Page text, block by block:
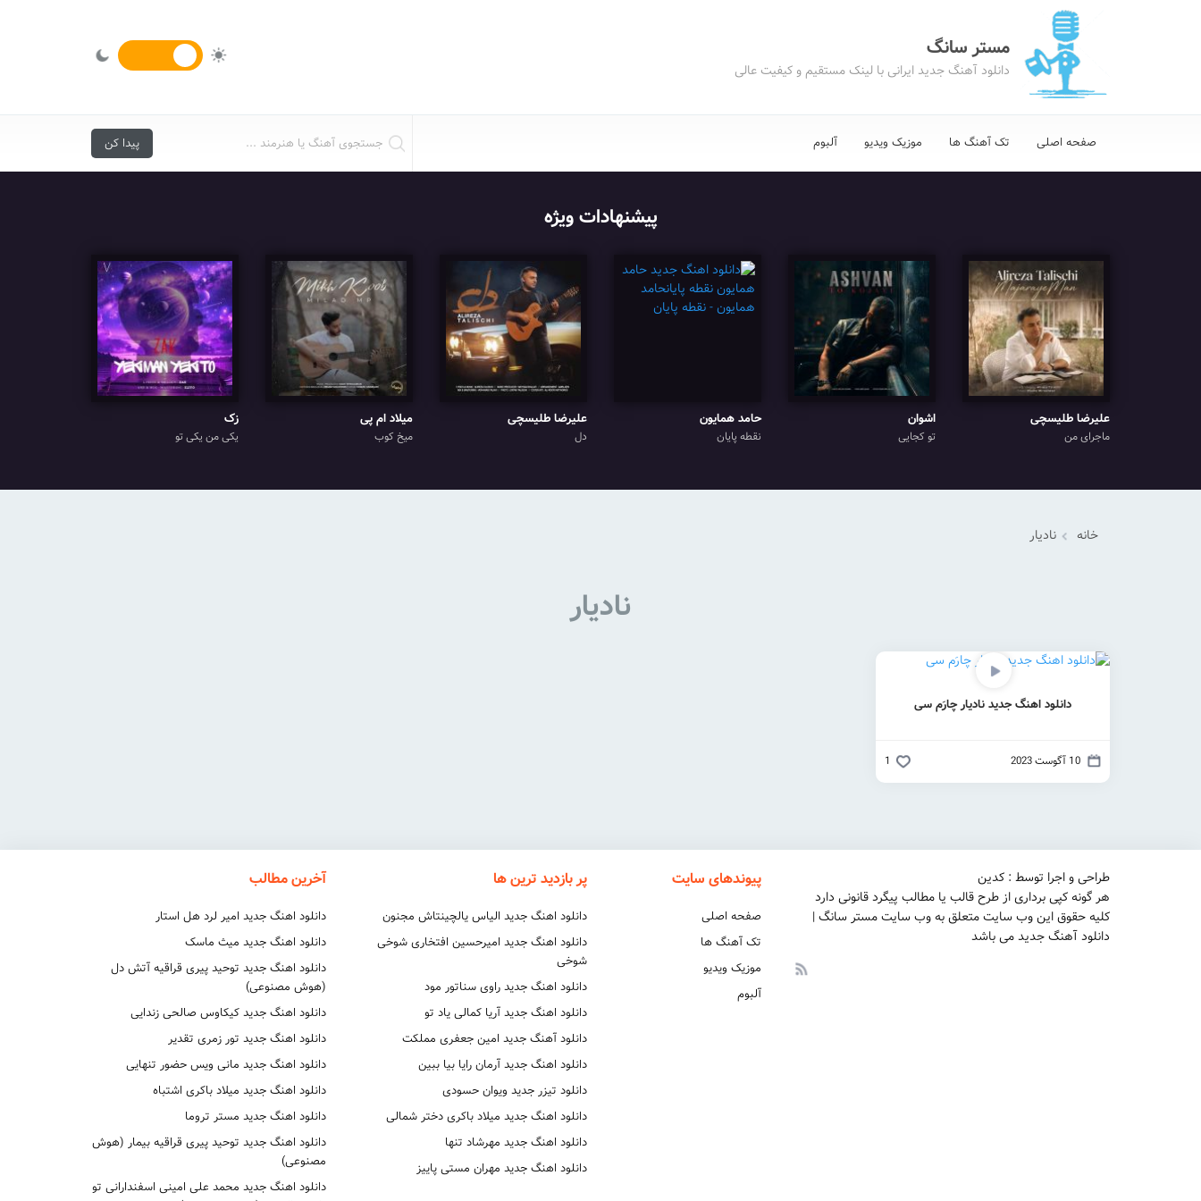
مستر سانگ
دانلود آهنگ جدید ایرانی با لینک مستقیم و کیفیت عالی
صفحه اصلی تک آهنگ ها موزیک ویدیو آلبوم
پیشنهادات ویژه
علیرضا طلیسچی
ماجرای من
اشوان
تو کجایی
حامد همایون
نقطه پایان
علیرضا طلیسچی
دل
میلاد ام پی
میخ کوب
زک
یکی من یکی تو
خانه نادیار
نادیار
دانلود اهنگ جدید نادیار چارَم سی
10 آگوست 2023 1
طراحی و اجرا توسط : کدین
هر گونه کپی برداری از طرح قالب یا مطالب پیگرد قانونی دارد
کلیه حقوق این وب سایت متعلق به وب سایت مستر سانگ |
دانلود آهنگ جدید می باشد
پیوندهای سایت
صفحه اصلی
تک آهنگ ها
موزیک ویدیو
آلبوم
پر بازدید ترین ها
دانلود اهنگ جدید الیاس یالچینتاش مجنون
دانلود اهنگ جدید امیرحسین افتخاری شوخی
شوخی
دانلود اهنگ جدید راوی سناتور مود
دانلود اهنگ جدید آریا کمالی یاد تو
دانلود آهنگ جدید امین جعفری مملکت
دانلود اهنگ جدید آرمان رایا بیا ببین
دانلود تیزر جدید ویوان حسودی
دانلود اهنگ جدید میلاد باکری دختر شمالی
دانلود اهنگ جدید مهرشاد تنها
دانلود اهنگ جدید مهران مستی پاییز
آخرین مطالب
دانلود اهنگ جدید امیر لرد هل استار
دانلود اهنگ جدید میث ماسک
دانلود اهنگ جدید توحید پیری قراقیه آتش دل
(هوش مصنوعی)
دانلود اهنگ جدید کیکاوس صالحی زندایی
دانلود اهنگ جدید تور زمری تقدیر
دانلود اهنگ جدید مانی ویس حضور تنهایی
دانلود اهنگ جدید میلاد باکری اشتباه
دانلود اهنگ جدید مستر تروما
دانلود اهنگ جدید توحید پیری قراقیه بیمار (هوش
مصنوعی)
دانلود اهنگ جدید محمد علی امینی اسفندارانی تو